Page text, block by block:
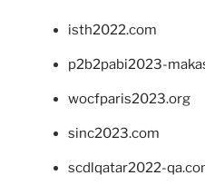
isth2022.com
p2b2pabi2023-
wocfparis2023.org
sinc2023.com
scdlqatar2022-